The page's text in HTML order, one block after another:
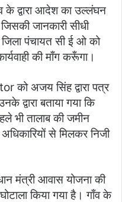
द्वारा आदेश का उल्लंघन
जानकारी सीधी
पंचायत सी ई ओ को
की माँग करूँगा।
को अजय सिंह द्वारा पत्र
द्वारा बताया गया कि
भी तालाब की जमीन
से मिलकर निजी
मंत्री आवास योजना की
किया गया है। गाँव के